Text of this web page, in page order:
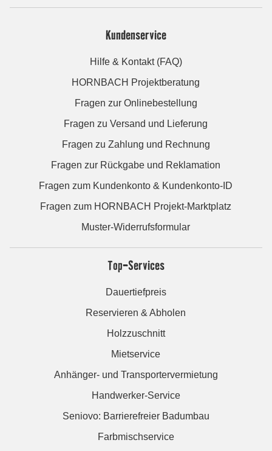
Kundenservice
Hilfe & Kontakt (FAQ)
HORNBACH Projektberatung
Fragen zur Onlinebestellung
Fragen zu Versand und Lieferung
Fragen zu Zahlung und Rechnung
Fragen zur Rückgabe und Reklamation
Fragen zum Kundenkonto & Kundenkonto-ID
Fragen zum HORNBACH Projekt-Marktplatz
Muster-Widerrufsformular
Top-Services
Dauertiefpreis
Reservieren & Abholen
Holzzuschnitt
Mietservice
Anhänger- und Transportervermietung
Handwerker-Service
Seniovo: Barrierefreier Badumbau
Farbmischservice